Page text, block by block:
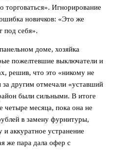
торговаться». Игнорирование
новичков: «Это же
под себя».
доме, хозяйка
пожелтевшие выключатели и
решив, что это «никому не
другим отмечали «уставший
были сильными. В итоге
четыре месяца, пока она не
в замену фурнитуры,
и аккуратное устранение
же пара дала офер с